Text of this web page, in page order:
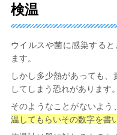
検温
ウイルスや菌に感染する
ます。
しかし多少熱があっても
してしまう恐れがあります。
そのようなことがないよう
温してもらいその数字を書